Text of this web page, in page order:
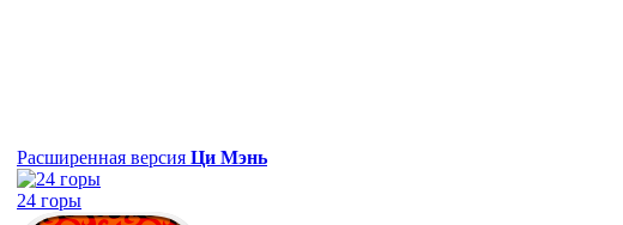
Расширенная версия Ци Мэнь
24 горы